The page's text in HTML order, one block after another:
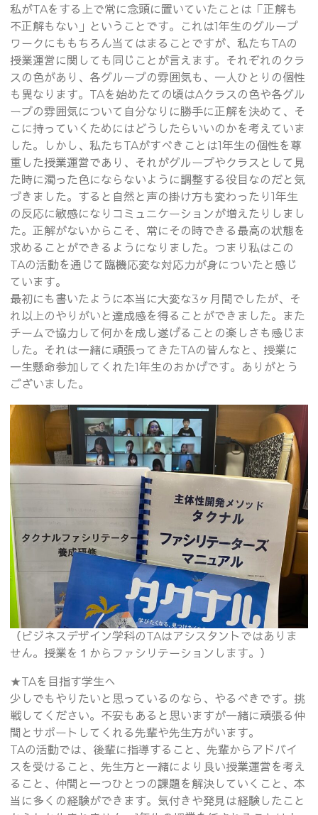
私がTAをする上で常に念頭に置いていたことは「正解も
不正解もない」ということです。これは1年生のグループ
ワークにももちろん当てはまることですが、私たちTAの
授業運営に関しても同じことが言えます。それぞれのクラ
スの色があり、各グループの雰囲気も、一人ひとりの個性
も異なります。TAを始めたての頃はAクラスの色や各グル
ープの雰囲気について自分なりに勝手に正解を決めて、そ
こに持っていくためにはどうしたらいいのかを考えていま
した。しかし、私たちTAがすべきことは1年生の個性を尊
重した授業運営であり、それがグループやクラスとして見
た時に濁った色にならないように調整する役目なのだと気
づきました。すると自然と声の掛け方も変わったり1年生
の反応に敏感になりコミュニケーションが増えたりしまし
た。正解がないからこそ、常にその時できる最高の状態を
求めることができるようになりました。つまり私はこの
TAの活動を通じて臨機応変な対応力が身についたと感じ
ています。
最初にも書いたように本当に大変な3ヶ月間でしたが、そ
れ以上のやりがいと達成感を得ることができました。また
チームで協力して何かを成し遂げることの楽しさも感じま
した。それは一緒に頑張ってきたTAの皆んなと、授業に
一生懸命参加してくれた1年生のおかげです。ありがとう
ございました。
（ビジネスデザイン学科のTAはアシスタントではありま
せん。授業を１からファシリテーションします。）
★TAを目指す学生へ
少しでもやりたいと思っているのなら、やるべきです。挑
戦してください。不安もあると思いますが一緒に頑張る仲
間とサポートしてくれる先輩や先生方がいます。
TAの活動では、後輩に指導すること、先輩からアドバイ
スを受けること、先生方と一緒により良い授業運営を考え
ること、仲間と一つひとつの課題を解決していくこと、本
当に多くの経験ができます。気付きや発見は経験したこと